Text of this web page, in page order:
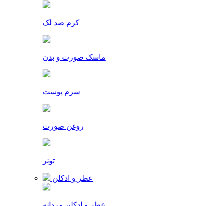
کرم ضد لک
ماسک صورت و بدن
سرم پوست
روغن صورت
تونر
عطر و ادکلن